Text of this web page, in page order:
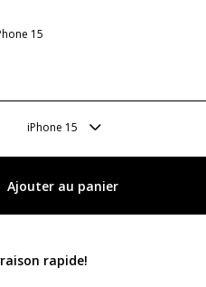
15
iPhone 15
Ajouter au panier
rapide!